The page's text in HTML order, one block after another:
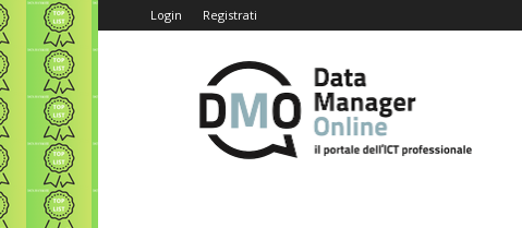
Login Registrati
Data
Manager
Online